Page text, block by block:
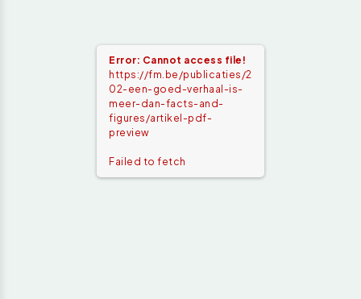
Error: Cannot access file!
https://fm.be/publicaties/2
02-een-goed-verhaal-is-
meer-dan-facts-and-
figures/artikel-pdf-
preview
Failed to fetch